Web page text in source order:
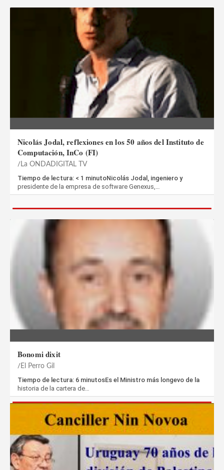
Nicolás Jodal, reflexiones en los 50 años del Instituto de
Computación, InCo (FI)
La ONDADIGITAL TV
Tiempo de lectura: < 1 minutoNicolás Jodal, ingeniero y
presidente de la empresa de software Genexus,…
Bonomi dixit
El Perro Gil
Tiempo de lectura: 6 minutosEs el Ministro más longevo de la
historia de la cartera de…